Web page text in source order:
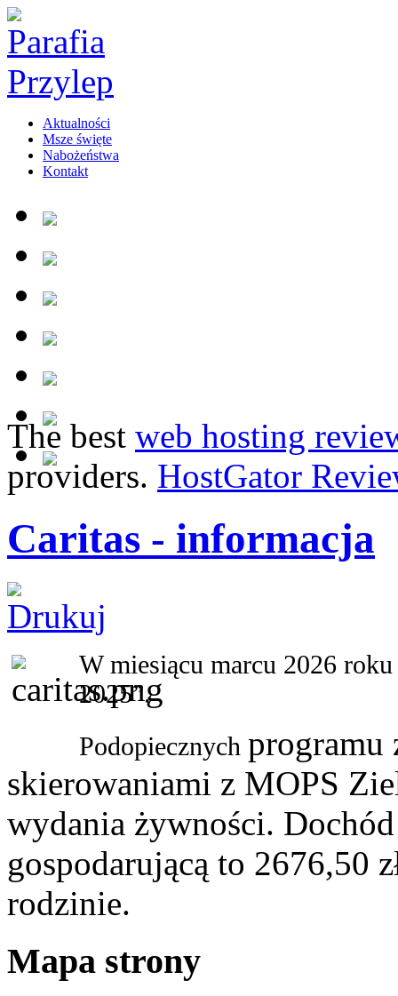
Aktualności
Msze święte
Nabożeństwa
Kontakt
The best web hosting
providers. HostGator
Caritas - informacja
W miesiącu marcu 2026
2025”.
Podopiecznych programu
skierowaniami z MOPS
wydania żywności.
gospodarującą to 2676,50
rodzinie.
Mapa strony